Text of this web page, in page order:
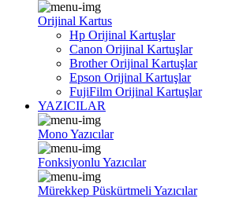
Orijinal Kartus
Hp Orijinal Kartuşlar
Canon Orijinal Kartuşlar
Brother Orijinal Kartuşlar
Epson Orijinal Kartuşlar
FujiFilm Orijinal Kartuşlar
YAZICILAR
Mono Yazıcılar
Fonksiyonlu Yazıcılar
Mürekkep Püskürtmeli Yazıcılar